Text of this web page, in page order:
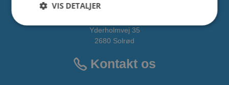
Yderholmvej 35
2680 Solrød
Kontakt os
VIS DETALJER